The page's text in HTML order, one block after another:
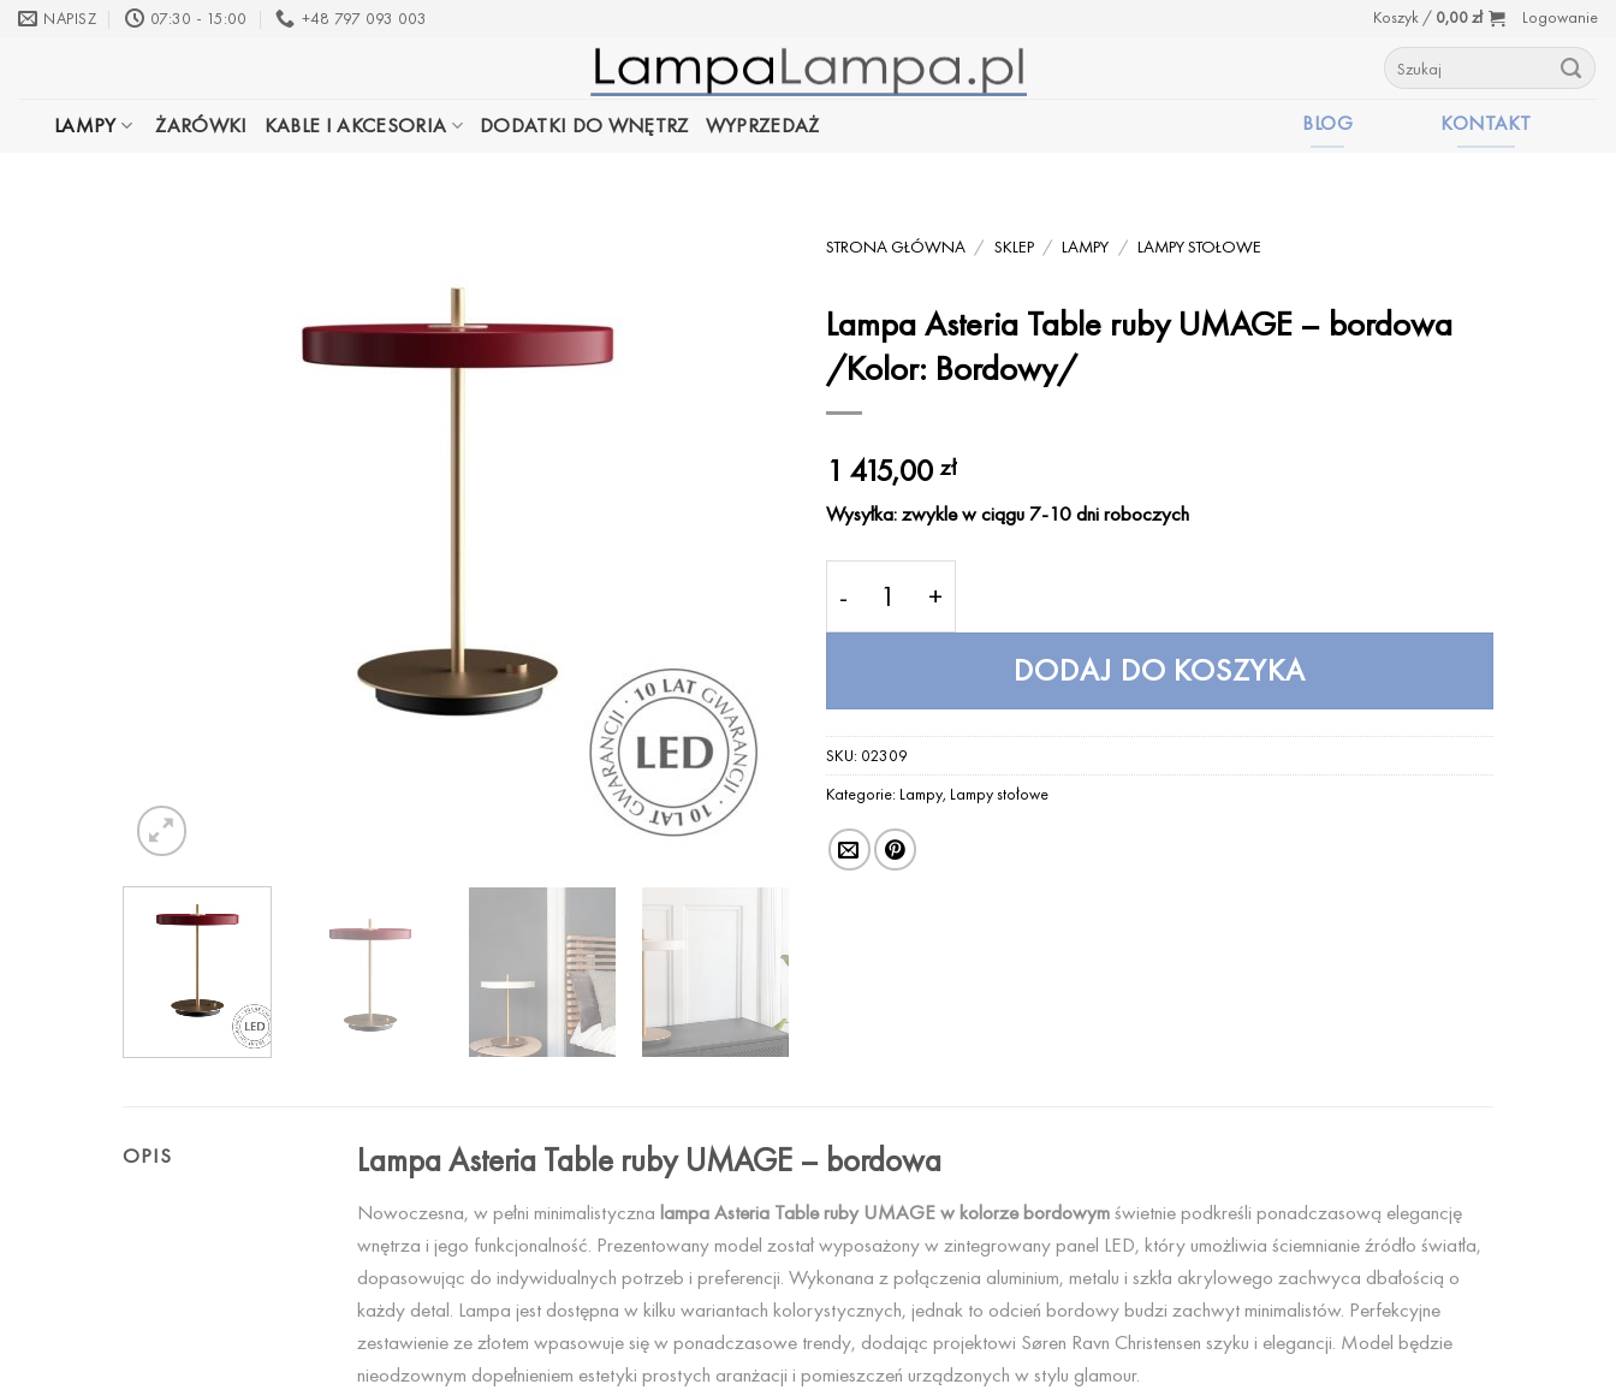
PrzewińNAPISZ 07:30 - 15:00 +48 797 093 003 Koszyk / 0,00zł
Logowanie
Szukaj:
LAMPY ŻARÓWKI KABLE I AKCESORIA DODATKI DO WNĘTRZ WYPRZEDAŻ BLOG KONTAKT
STRONA GŁÓWNA / SKLEP / LAMPY / LAMPY STOŁOWE
Lampa Asteria Table ruby UMAGE – bordowa
/Kolor: Bordowy/
1 415,00zł
Wysyłka: zwykle w ciągu 7-10 dni roboczych
ilość Lampa Asteria Table ruby UMAGE - bordowa /Kolor: Bordowy/
DODAJ DO KOSZYKA
SKU: 02309
Kategorie: Lampy, Lampy stołowe
OPIS Lampa Asteria Table ruby UMAGE – bordowa
Nowoczesna, w pełni minimalistyczna lampa Asteria Table ruby UMAGE w kolorze bordowymświetnie podkreśli ponadczasową elegancję
wnętrza i jego funkcjonalność. Prezentowany model został wyposażony w zintegrowany panel LED, który umożliwia ściemnianie źródło światła,
dopasowując do indywidualnych potrzeb i preferencji. Wykonana z połączenia aluminium, metalu i szkła akrylowego zachwyca dbałością o
każdy detal. Lampa jest dostępna w kilku wariantach kolorystycznych, jednak to odcień bordowy budzi zachwyt minimalistów. Perfekcyjne
zestawienie ze złotem wpasowuje się w ponadczasowe trendy, dodając projektowi Søren Ravn Christensen szyku i elegancji. Model będzie
nieodzownym dopełnieniem estetyki prostych aranżacji i pomieszczeń urządzonych w stylu glamour.